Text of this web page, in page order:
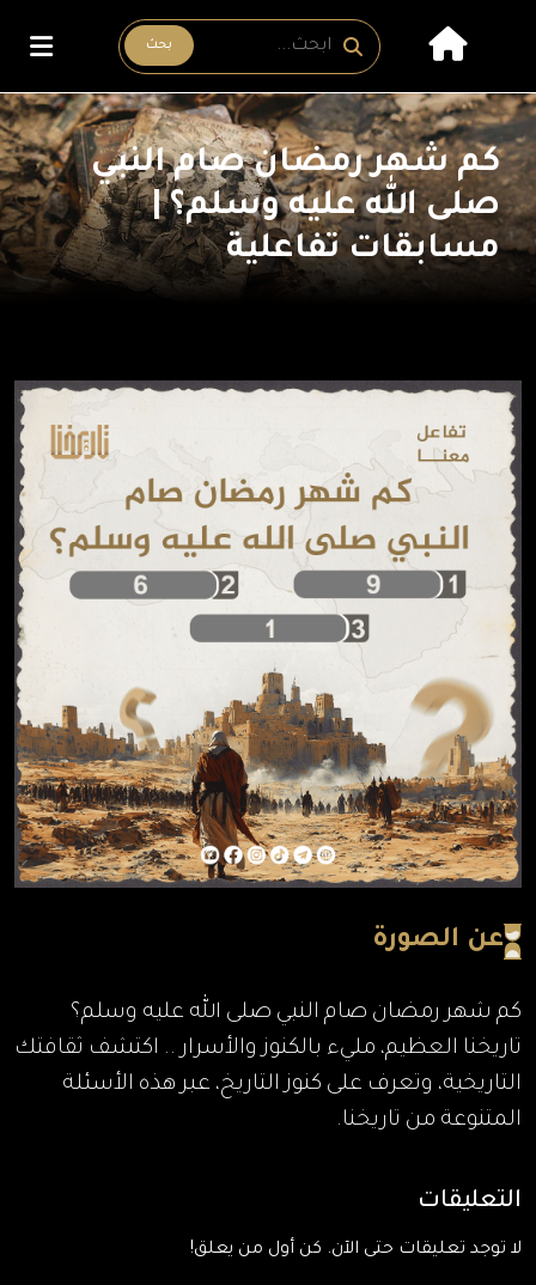
بحث
كم شهر رمضان صام النبي
صلى الله عليه وسلم؟ |
مسابقات تفاعلية
عن الصورة
كم شهر رمضان صام النبي صلى الله عليه وسلم؟
تاريخنا العظيم، مليء بالكنوز والأسرار .. اكتشف ثقافتك
التاريخية، وتعرف على كنوز التاريخ، عبر هذه الأسئلة
المتنوعة من تاريخنا.
التعليقات
لا توجد تعليقات حتى الآن. كن أول من يعلق!